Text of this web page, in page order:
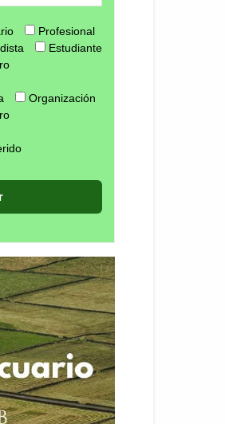
Profesional
Estudiante
Organización